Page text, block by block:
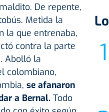
De repente,
Metida la
la que entrenaba,
contra la parte
. Abolló la
colombiano,
se afanaron
a Bernal.Todo
Lo